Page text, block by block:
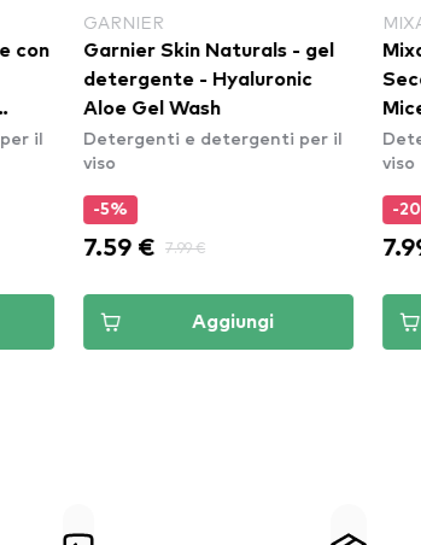
- gel
per il
MIXA
Mixa- Acqua Micellare Anti-
Secchezza- Anti-Dryness
Micellar Water
Detergenti e detergenti per il
7.99 € 9.99 €
Aggiungi